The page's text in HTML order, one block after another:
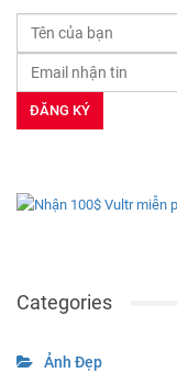
Categories
Ảnh Đẹp